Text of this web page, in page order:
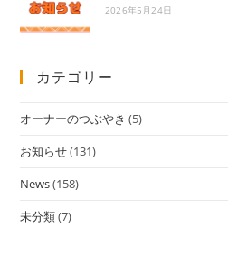
2026年5月24日
カテゴリー
オーナーのつぶやき (5)
お知らせ(131)
News(158)
未分類(7)